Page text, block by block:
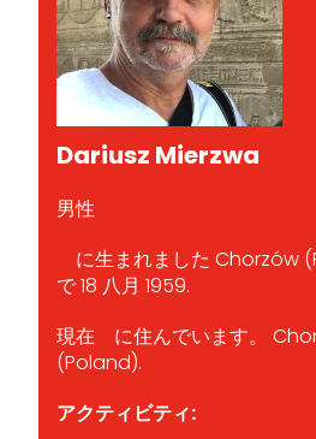
Dariusz Mierzwa
男性
に生まれました Chorzów
で 18 八月 1959.
現在 に住んでいます。
(Poland).
アクティビティ: